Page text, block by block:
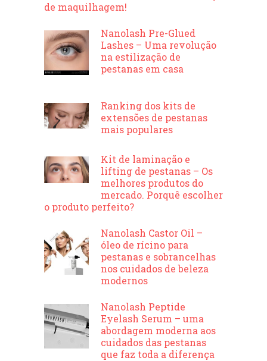
de maquilhagem!
Nanolash Pre-Glued
Lashes – Uma revolução
na estilização de
pestanas em casa
Ranking dos kits de
extensões de pestanas
mais populares
Kit de laminação e
lifting de pestanas – Os
melhores produtos do
mercado. Porquê escolher
o produto perfeito?
Nanolash Castor Oil –
óleo de rícino para
pestanas e sobrancelhas
nos cuidados de beleza
modernos
Nanolash Peptide
Eyelash Serum – uma
abordagem moderna aos
cuidados das pestanas
que faz toda a diferença